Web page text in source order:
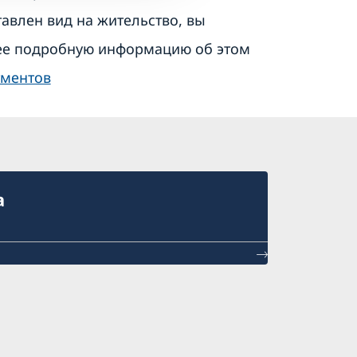
вид на жительство, вы
подробную информацию об этом